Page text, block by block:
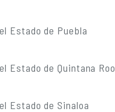
Estado de Puebla
Estado de Quintana Roo
Estado de Sinaloa